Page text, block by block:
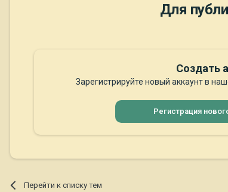
Для
Создать
Зарегистрируйте новый аккаунт в
Регистрация
Перейти к списку тем